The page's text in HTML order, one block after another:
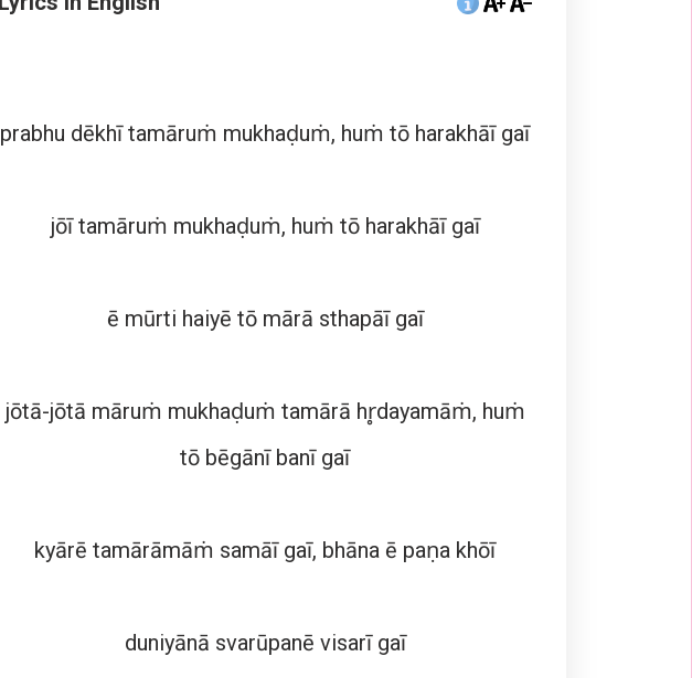
prabhu dēkhī tamāruṁ mukhaḍuṁ, huṁ tō harakhāī gaī
jōī tamāruṁ mukhaḍuṁ, huṁ tō harakhāī gaī
ē mūrti haiyē tō mārā sthapāī gaī
jōtā-jōtā māruṁ mukhaḍuṁ tamārā hr̥dayamāṁ, huṁ
tō bēgānī banī gaī
kyārē tamārāmāṁ samāī gaī, bhāna ē paṇa khōī
duniyānā svarūpanē visarī gaī